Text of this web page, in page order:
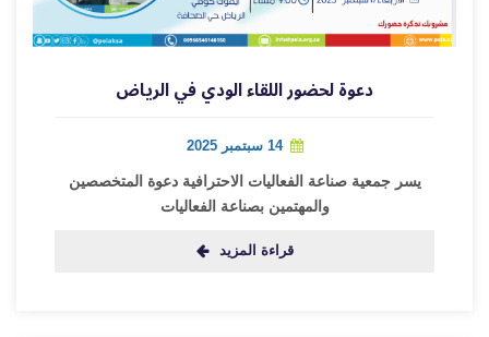
دعوة لحضور اللقاء الودي في الرياض
14 سبتمبر 2025
يسر جمعية صناعة الفعاليات الاحترافية دعوة المتخصصين
والمهتمين بصناعة الفعاليات
قراءة المزيد